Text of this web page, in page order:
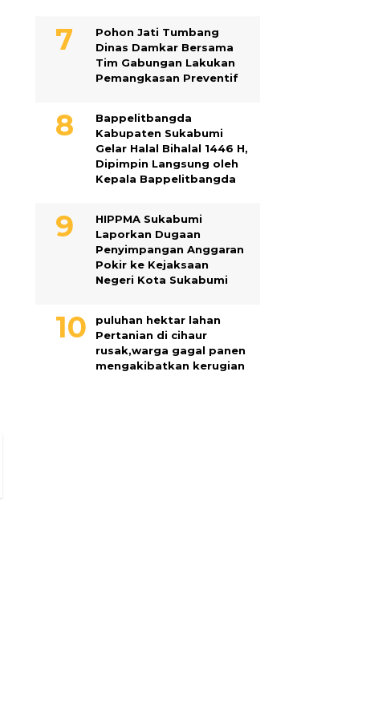
Pohon Jati Tumbang
Dinas Damkar Bersama
Tim Gabungan Lakukan
Pemangkasan Preventif
Bappelitbangda
Kabupaten Sukabumi
Gelar Halal Bihalal 1446 H,
Dipimpin Langsung oleh
Kepala Bappelitbangda
HIPPMA Sukabumi
Laporkan Dugaan
Penyimpangan Anggaran
Pokir ke Kejaksaan
Negeri Kota Sukabumi
puluhan hektar lahan
Pertanian di cihaur
rusak,warga gagal panen
mengakibatkan kerugian